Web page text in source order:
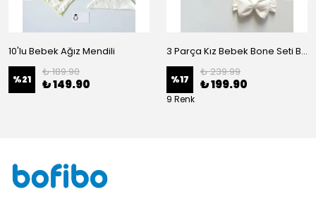
10'lu Bebek Ağız Mendili
%21
₺ 189.90
₺ 149.90
3 Parça Kız Bebek Bone Seti BN02 - Beyaz
%17
₺ 239.99
₺ 199.90
9 Renk